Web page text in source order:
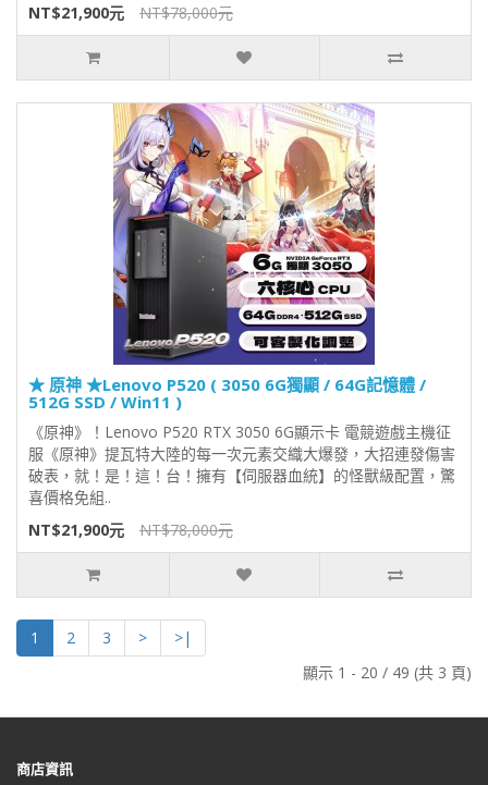
NT$21,900元
NT$78,000元
★ 原神 ★Lenovo P520 ( 3050 6G獨顯 / 64G記憶體 /
512G SSD / Win11 )
《原神》！Lenovo P520 RTX 3050 6G顯示卡 電競遊戲主機征
服《原神》提瓦特大陸的每一次元素交織大爆發，大招連發傷害
破表，就！是！這！台！擁有【伺服器血統】的怪獸級配置，驚
喜價格免組..
NT$21,900元
NT$78,000元
1 2 3 >
>|
顯示 1 - 20 / 49 (共 3 頁)
商店資訊